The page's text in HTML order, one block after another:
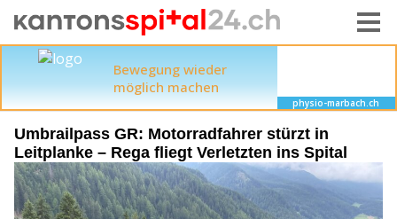
Umbrailpass GR: Motorradfahrer stürzt in
Leitplanke – Rega fliegt Verletzten ins Spital